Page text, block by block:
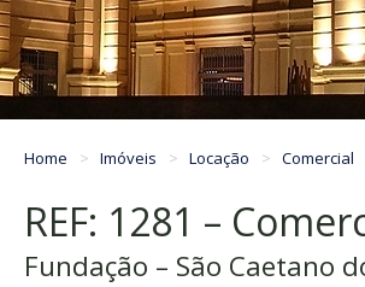
Home Imóveis Locação Comercial
REF: 1281 –
Fundação – São Caetano